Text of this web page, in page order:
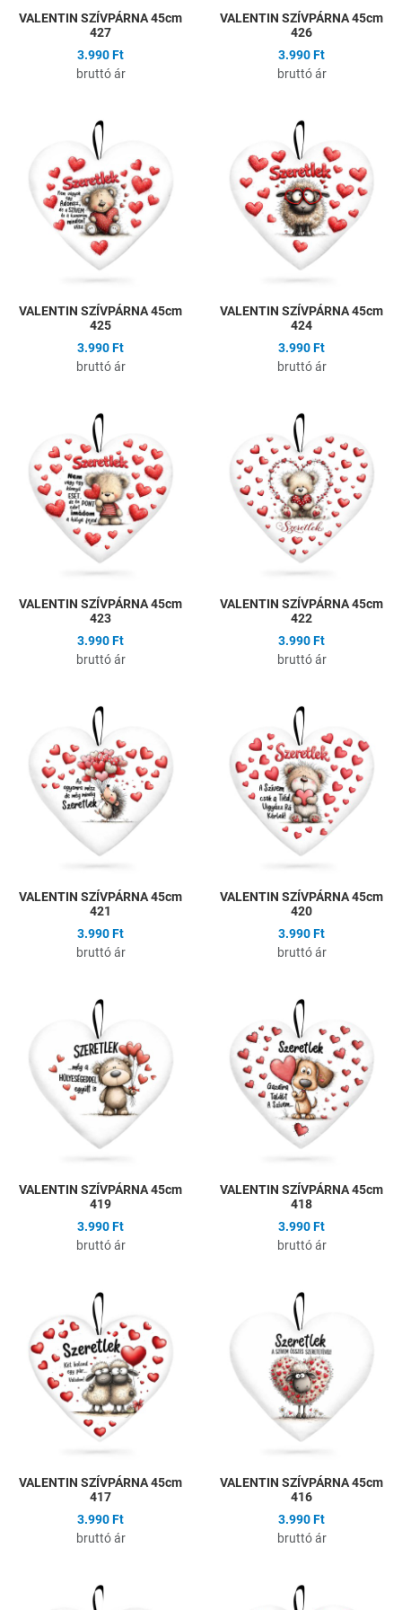
VALENTIN SZÍVPÁRNA 45cm
427
3.990 Ft
bruttó ár
VALENTIN SZÍVPÁRNA 45cm
426
3.990 Ft
bruttó ár
Hozzáadás a kívánságlistához
Összehasonlítás
Gyors nézet
VALENTIN SZÍVPÁRNA 45cm
425
3.990 Ft
bruttó ár
VALENTIN SZÍVPÁRNA 45cm
424
3.990 Ft
bruttó ár
Hozzáadás a kívánságlistához
Összehasonlítás
Gyors nézet
VALENTIN SZÍVPÁRNA 45cm
423
3.990 Ft
bruttó ár
VALENTIN SZÍVPÁRNA 45cm
422
3.990 Ft
bruttó ár
Hozzáadás a kívánságlistához
Összehasonlítás
Gyors nézet
VALENTIN SZÍVPÁRNA 45cm
421
3.990 Ft
bruttó ár
VALENTIN SZÍVPÁRNA 45cm
420
3.990 Ft
bruttó ár
Hozzáadás a kívánságlistához
Összehasonlítás
Gyors nézet
VALENTIN SZÍVPÁRNA 45cm
419
3.990 Ft
bruttó ár
VALENTIN SZÍVPÁRNA 45cm
418
3.990 Ft
bruttó ár
Hozzáadás a kívánságlistához
Összehasonlítás
Gyors nézet
VALENTIN SZÍVPÁRNA 45cm
417
3.990 Ft
bruttó ár
VALENTIN SZÍVPÁRNA 45cm
416
3.990 Ft
bruttó ár
Hozzáadás a kívánságlistához